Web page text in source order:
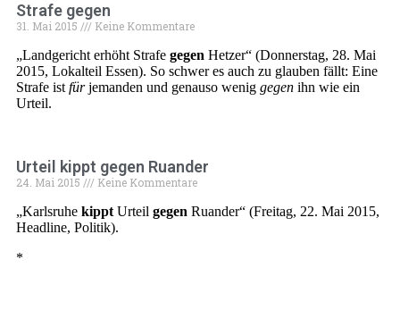
Strafe gegen
31. Mai 2015 Keine Kommentare
„Landgericht erhöht Strafe gegen Hetzer“ (Donnerstag, 28. Mai
2015, Lokalteil Essen). So schwer es auch zu glauben fällt: Eine
Strafe ist fürjemanden und genauso wenig gegen ihn wie ein
Urteil.
Urteil kippt gegen Ruander
24. Mai 2015 Keine Kommentare
„Karlsruhe kippt Urteil gegen Ruander“ (Freitag, 22. Mai 2015,
Headline, Politik).
*